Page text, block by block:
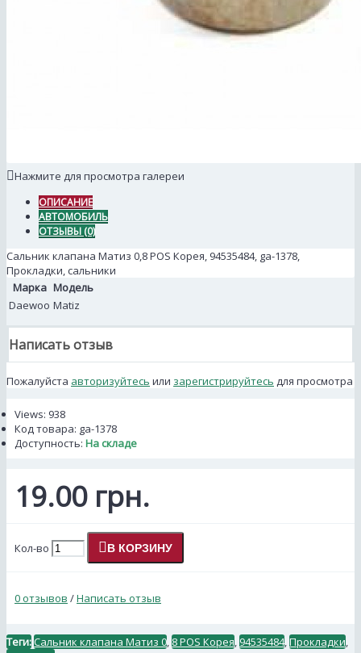
Нажмите для просмотра галереи
ОПИСАНИЕ
АВТОМОБИЛЬ
ОТЗЫВЫ (0)
Сальник клапана Матиз 0,8 POS Корея, 94535484, ga-1378,
Прокладки, сальники
Марка Модель
Daewoo Matiz
Написать отзыв
Пожалуйста авторизуйтесь или зарегистрируйтесь для просмотра
Views: 938
Код товара: ga-1378
Доступность: На складе
19.00 грн.
Кол-во В КОРЗИНУ
0 отзывов /Написать отзыв
Теги:Сальник клапана Матиз 0 8 POS Корея 94535484 Прокладки